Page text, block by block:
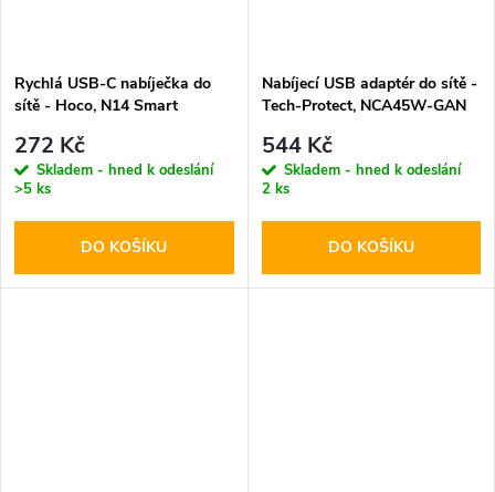
Rychlá USB-C nabíječka do
sítě - Hoco, N14 Smart
272 Kč
Skladem - hned k odeslání
>5 ks
DO KOŠÍKU
Nabíjecí USB adaptér do sítě -
Tech-Protect, NCA45W-GAN
C kabel
544 Kč
Skladem - hned k odeslání
2 ks
DO KOŠÍKU